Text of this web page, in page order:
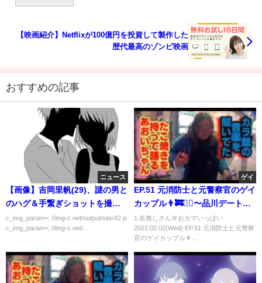
【映画紹介】Netflixが100億円を投資して製作した
歴代最高のゾンビ映画
おすすめの記事
ニュース
【画像】吉岡里帆(29)、謎の男と
のハグ＆手繋ぎショットを撮ら
れる
c_img_param=; //img-c.net/output/site/42.js
c_img_param=; //img-c.net/...
ゲイ
EP.51 元消防士と元警察官のゲイ
カップル👨‍🚒👮‍♂️〜品川デート
👬〜
1:名無しさん＠おカマいっぱい
2022.02.02(Wed) EP.51 元消防士と元警察
官のゲイカップル👨‍...